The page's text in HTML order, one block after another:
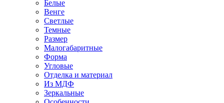
Белые
Венге
Светлые
Темные
Размер
Малогабаритные
Форма
Угловые
Отделка и материал
Из МДФ
Зеркальные